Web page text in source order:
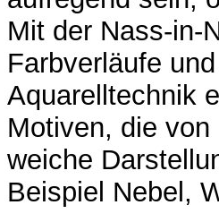
Mit der Nass-in-
Farbverläufe
Aquarelltechnik
Motiven, die
weiche
Beispiel Nebel,